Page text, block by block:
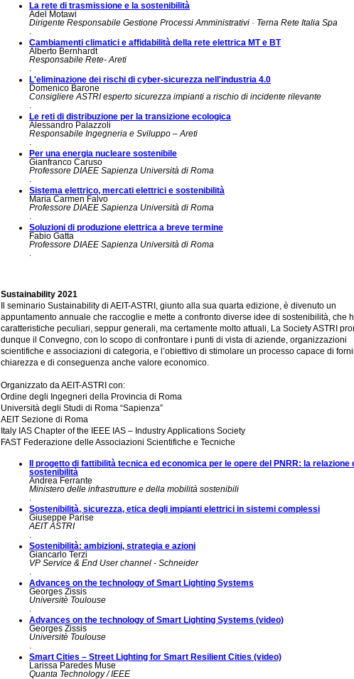
La rete di trasmissione e la sostenibilità
Adel Motawi
Dirigente Responsabile Gestione Processi Amministrativi · Terna Rete Italia Spa
.
Cambiamenti climatici e affidabilità della rete elettrica MT e BT
Alberto Bernhardt
Responsabile Rete- Areti
.
L'eliminazione dei rischi di cyber-sicurezza nell'industria 4.0
Domenico Barone
Consigliere ASTRI esperto sicurezza impianti a rischio di incidente rilevante
.
Le reti di distribuzione per la transizione ecologica
Alessandro Palazzoli
Responsabile Ingegneria e Sviluppo – Areti
.
Per una energia nucleare sostenibile
Gianfranco Caruso
Professore DIAEE Sapienza Università di Roma
.
Sistema elettrico, mercati elettrici e sostenibilità
Maria Carmen Falvo
Professore DIAEE Sapienza Università di Roma
.
Soluzioni di produzione elettrica a breve termine
Fabio Gatta
Professore DIAEE Sapienza Università di Roma
.
Sustainability 2021
Il seminario Sustainability di AEIT-ASTRI, giunto alla sua quarta edizione, è divenuto un
appuntamento annuale che raccoglie e mette a confronto diverse idee di sostenibilità, che
caratteristiche peculiari, seppur generali, ma certamente molto attuali, La Society ASTRI
dunque il Convegno, con lo scopo di confrontare i punti di vista di aziende, organizzazioni
scientifiche e associazioni di categoria, e l’obiettivo di stimolare un processo capace di
chiarezza e di conseguenza anche valore economico.
Organizzato da AEIT-ASTRI con:
Ordine degli Ingegneri della Provincia di Roma
Università degli Studi di Roma “Sapienza”
AEIT Sezione di Roma
Italy IAS Chapter of the IEEE IAS – Industry Applications Society
FAST Federazione delle Associazioni Scientifiche e Tecniche
Il progetto di fattibilità tecnica ed economica per le opere del PNRR: la relazione
sostenibilità
Andrea Ferrante
Ministero delle infrastrutture e della mobilità sostenibili
.
Sostenibilità, sicurezza, etica degli impianti elettrici in sistemi complessi
Giuseppe Parise
AEIT ASTRI
.
Sostenibilità: ambizioni, strategia e azioni
Giancarlo Terzi
VP Service & End User channel - Schneider
.
Advances on the technology of Smart Lighting Systems
Georges Zissis
Universitè Toulouse
.
Advances on the technology of Smart Lighting Systems (video)
Georges Zissis
Universitè Toulouse
.
Smart Cities – Street Lighting for Smart Resilient Cities (video)
Larissa Paredes Muse
Quanta Technology / IEEE